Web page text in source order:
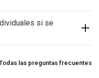
si se
las preguntas frecuentes